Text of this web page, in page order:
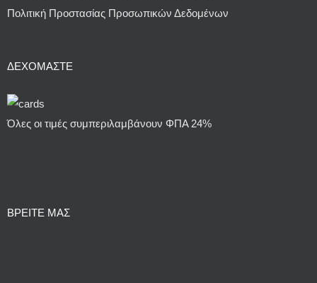
Πολιτική Προστασίας Προσωπικών Δεδομένων
ΔΕΧΌΜΑΣΤΕ
Όλες οι τιμές συμπεριλαμβάνουν ΦΠΑ 24%
ΒΡΕΙΤΕ ΜΑΣ